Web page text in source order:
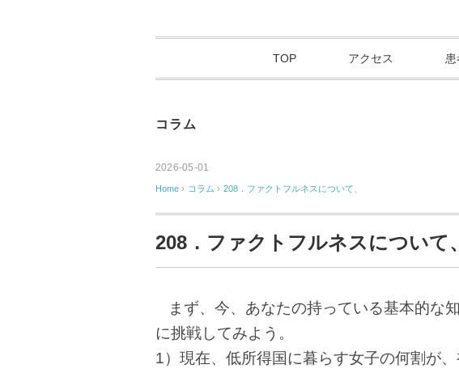
TOP アクセス
コラム
2026-05-01
Home › コラム › 208．ファクトフルネスについて、
208．ファクトフルネスについて、
まず、今、あなたの持っている基本的な
に挑戦してみよう。
1）現在、低所得国に暮らす女子の何割が